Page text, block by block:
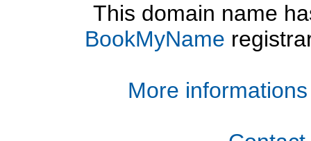
This domain name
BookMyName
More